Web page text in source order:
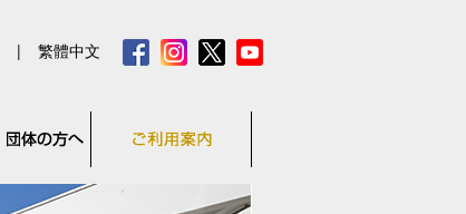
| 繁體中文